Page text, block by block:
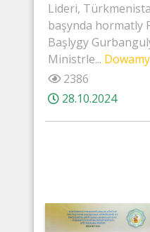
Lideri,
başynda hormatly
Başlygy
Ministrle...
2386
28.10.2024